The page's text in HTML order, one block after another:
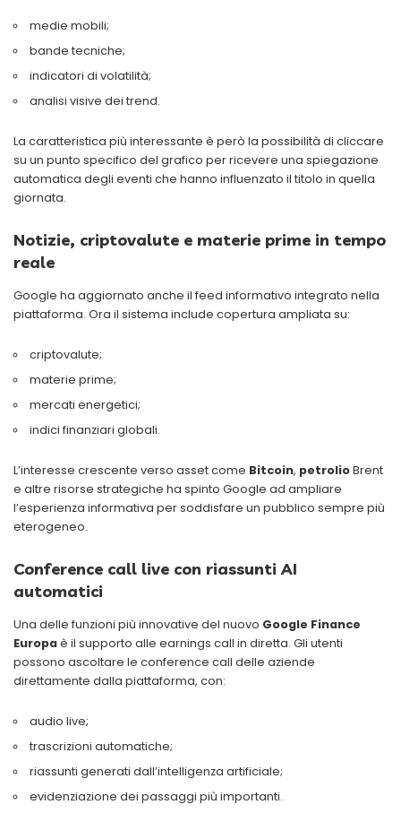
medie mobili;
bande tecniche;
indicatori di volatilità;
analisi visive dei trend.
La caratteristica più interessante è però la possibilità di cliccare
su un punto specifico del grafico per ricevere una spiegazione
automatica degli eventi che hanno influenzato il titolo in quella
giornata.
Notizie, criptovalute e materie prime in tempo
reale
Google ha aggiornato anche il feed informativo integrato nella
piattaforma. Ora il sistema include copertura ampliata su:
criptovalute;
materie prime;
mercati energetici;
indici finanziari globali.
L’interesse crescente verso asset come Bitcoin, petrolioBrent
e altre risorse strategiche ha spinto Google ad ampliare
l’esperienza informativa per soddisfare un pubblico sempre più
eterogeneo.
Conference call live con riassunti AI
automatici
Una delle funzioni più innovative del nuovo Google Finance
Europaè il supporto alle earnings call in diretta. Gli utenti
possono ascoltare le conference call delle aziende
direttamente dalla piattaforma, con:
audio live;
trascrizioni automatiche;
riassunti generati dall’intelligenza artificiale;
evidenziazione dei passaggi più importanti.